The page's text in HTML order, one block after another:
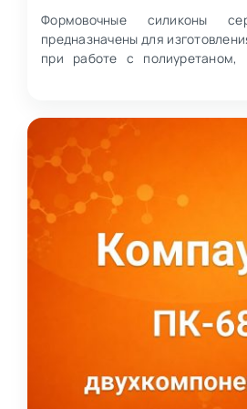
Формовочные силиконы
предназначены для
при работе с полиуретаном,